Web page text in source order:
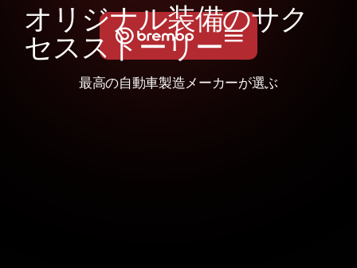
オ リ ジナル装備のサク
セ ス ス トーリー
最高の自動車製造メーカーが選ぶ